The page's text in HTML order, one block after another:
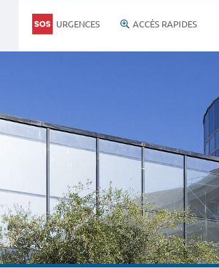
URGENCES ACCÈS RAPIDES